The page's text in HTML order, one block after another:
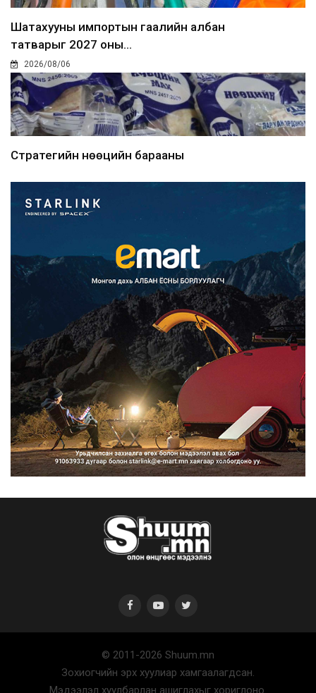
Шатахууны импортын гаалийн албан
татварыг 2027 оны...
2026/08/06
Стратегийн нөөцийн барааны
Монгол Улс COP17 бага хуралд 6.5
тэрбум ам.доллары...
2026/08/06
“Улаанбаатар трам” төсөл
хэрэгжсэнээр жилд 446...
2026/08/06
Автомашины улсын дугаар тэгш
тоогоор төгссөн бол ө...
Улаанбаатарт өдөртөө 29 хэм
дулаан
© 2011-2026 Shuum.mn
Зохиогчийн эрх хуулиар хамгаалагдсан.
Мэдээлэл хуулбарлан ашиглахыг хориглоно.